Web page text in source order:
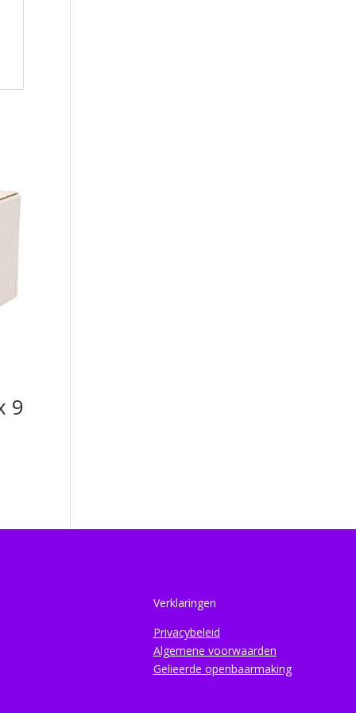
9
Verklaringen
Privacybeleid
Algemene voorwaarden
Gelieerde openbaarmaking